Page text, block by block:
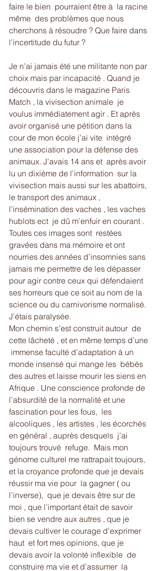
faire le bien  pourraient être à  la racine
même  des problèmes que nous
cherchons à résoudre ? Que faire dans
l’incertitude du futur ?
Je n’ai jamais été une militante non par
choix mais par incapacité . Quand je
découvris dans le magazine Paris
Match , la vivisection animale  je
voulus immédiatement agir . Et après
avoir organisé une pétition dans la
cour de mon école j’ai vite  intégré
une association pour la défense des
animaux. J’avais 14 ans et  après avoir
lu un dixième de l’information  sur la
vivisection mais aussi sur les abattoirs,
le transport des animaux ,
l’insémination des vaches , les vaches
hublots ect  je dû m’enfuir en courant .
Toutes ces images sont  restées
gravées dans ma mémoire et ont
nourries des années d’insomnies sans
jamais me permettre de les dépasser
pour agir contre ceux qui défendaient
ses horreurs que ce soit au nom de la
science ou du carnivorisme normalisé.
J’étais paralysée.
Mon chemin s’est construit autour  de
cette lâcheté , et en même temps d’une
immense faculté d’adaptation à un
monde insensé qui mange les  bébés
des autres et laisse mourir les siens en
Afrique . Une conscience profonde de
l’absurdité de la normalité et une
fascination pour les fous,  les
alcooliques , les artistes , les écorchés
en général , auprès desquels  j’ai
toujours trouvé  refuge.  Mais mon
génome culturel me rattrapait toujours,
et la croyance profonde que je devais
réussir ma vie pour  la gagner ( ou
l’inverse),  que je devais être sur de
moi , que l’important était de savoir
bien se vendre aux autres , que je
devais cultiver le courage d’exprimer
haut  et fort mes opinions, que je
devais avoir la volonté inflexible  de
construire ma vie et d’assumer  la